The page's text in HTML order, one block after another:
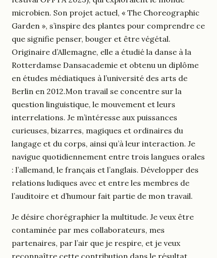
microbien. Son projet actuel, « The Choreographic
Garden », s’inspire des plantes pour comprendre ce
que signifie penser, bouger et être végétal.
Originaire d’Allemagne, elle a étudié la danse à la
Rotterdamse Dansacademie et obtenu un diplôme
en études médiatiques à l’université des arts de
Berlin en 2012.Mon travail se concentre sur la
question linguistique, le mouvement et leurs
interrelations. Je m’intéresse aux puissances
curieuses, bizarres, magiques et ordinaires du
langage et du corps, ainsi qu’à leur interaction. Je
navigue quotidiennement entre trois langues orales
: l’allemand, le français et l’anglais. Développer des
relations ludiques avec et entre les membres de
l’auditoire et d’humour fait partie de mon travail.
Je désire chorégraphier la multitude. Je veux être
contaminée par mes collaborateurs, mes
partenaires, par l’air que je respire, et je veux
reconnaître cette contribution dans le résultat